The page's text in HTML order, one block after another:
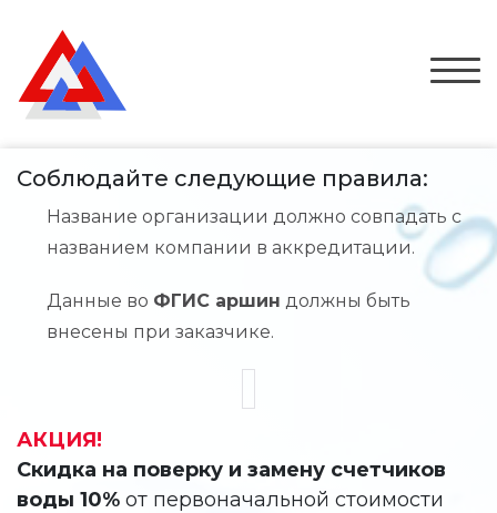
Соблюдайте следующие правила:
Название организации должно совпадать с
названием компании в аккредитации.
Данные во ФГИС аршин должны быть
внесены при заказчике.
АКЦИЯ!
Скидка на поверку и замену счетчиков
воды 10% от первоначальной стоимости